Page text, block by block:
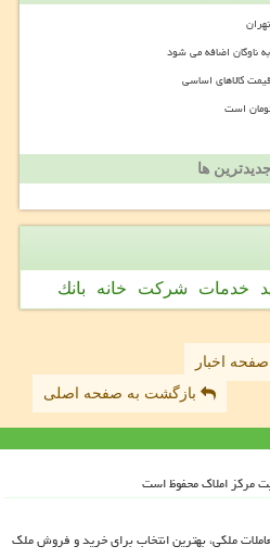
ناوگان اضافه می شود
کالاهای اساسی
جدیدترین ها
خدمات شركت خانه بانك
صفحه اخبار
بازگشت به صفحه اصلی
ملکی، بهترین انتخاب برای خرید و فروش ملک